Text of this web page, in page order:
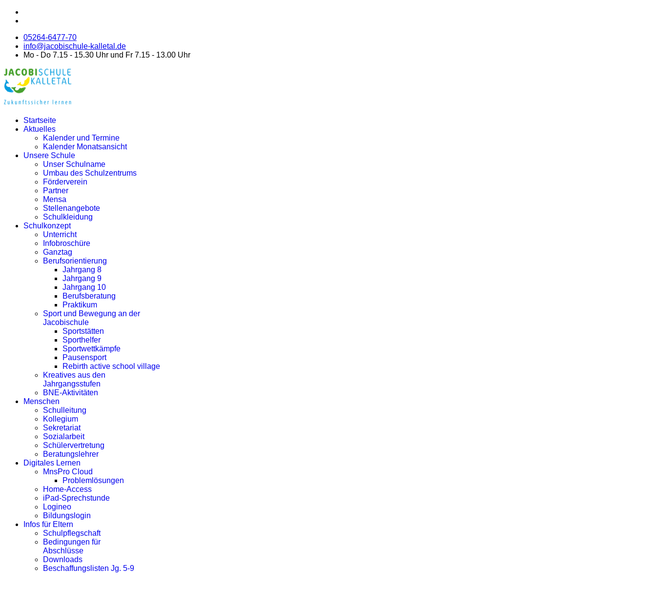
05264-6477-70
info@jacobischule-kalletal.de
Mo - Do 7.15 - 15.30 Uhr und Fr 7.15 - 13.00 Uhr
Startseite
Aktuelles
Kalender und Termine
Kalender Monatsansicht
Unsere Schule
Unser Schulname
Umbau des Schulzentrums
Förderverein
Partner
Mensa
Stellenangebote
Schulkleidung
Schulkonzept
Unterricht
Infobroschüre
Ganztag
Berufsorientierung
Jahrgang 8
Jahrgang 9
Jahrgang 10
Berufsberatung
Praktikum
Sport und Bewegung an der
Jacobischule
Sportstätten
Sporthelfer
Sportwettkämpfe
Pausensport
Rebirth active school village
Kreatives aus den
Jahrgangsstufen
BNE-Aktivitäten
Menschen
Schulleitung
Kollegium
Sekretariat
Sozialarbeit
Schülervertretung
Beratungslehrer
Digitales Lernen
MnsPro Cloud
Problemlösungen
Home-Access
iPad-Sprechstunde
Logineo
Bildungslogin
Infos für Eltern
Schulpflegschaft
Bedingungen für
Abschlüsse
Downloads
Beschaffungslisten Jg. 5-9